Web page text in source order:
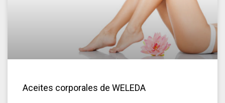
Aceites corporales de WELEDA